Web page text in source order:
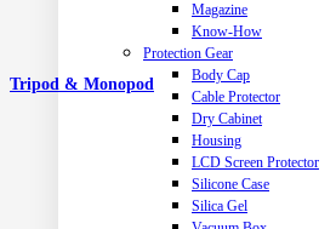
Magazine
Know-How
Protection Gear
Body Cap
Cable Protector
Dry Cabinet
Housing
LCD Screen Protector
Silicone Case
Silica Gel
Tripod & Monopod